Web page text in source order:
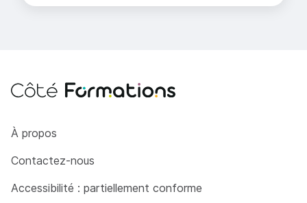
Côté Formations
À propos
Contactez-nous
Accessibilité : partiellement conforme